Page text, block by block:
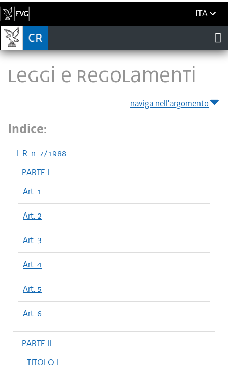
ITA
LEGGI E REGOLAMENTI
naviga nell'argomento
Indice:
L.R. n. 7/1988
PARTE I
Art. 1
Art. 2
Art. 3
Art. 4
Art. 5
Art. 6
PARTE II
TITOLO I